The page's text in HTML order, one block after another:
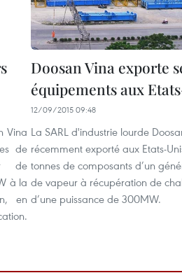
Vina
de
de
à la
en
Doosan Vina exporte
équipements aux
12/09/2015 09:48
La SARL d'industrie lourde
récemment exporté aux Etats-
tonnes de composants d’un
de vapeur à récupération de
d’une puissance de 300MW.